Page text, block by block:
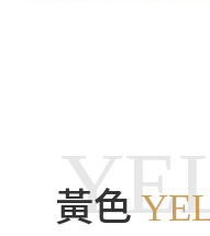
黃色